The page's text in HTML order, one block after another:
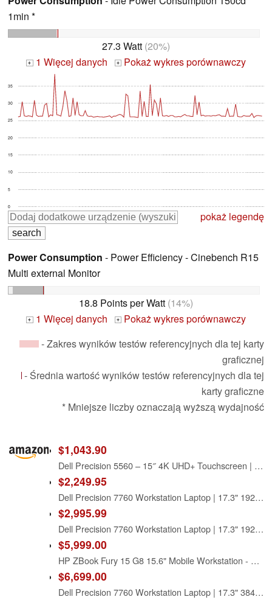
1min *
27.3 Watt (20%)
+ 1 Więcej danych + Pokaż wykres porównawczy
0
5
10
15
20
25
30
35
pokaż legendę
Power Consumption - Power Efficiency - Cinebench R15
Multi external Monitor
18.8 Points per Watt (14%)
+ 1 Więcej danych +
Pokaż wykres porównawczy
- Zakres wyników testów referencyjnych dla tej karty
graficznej
- Średnia wartość wyników testów referencyjnych dla tej
karty graficzne
* Mniejsze liczby oznaczają wyższą wydajność
$1,043.90
Dell Precision 5560 – 15″ 4K UHD+ Touchscreen | 2TB 16GB | Intel Xeon W-11955M | NVIDIA RTX A2000
$2,249.95
Dell Precision 7760 Workstation Laptop | 17.3" 1920x1080 FHD | Xeon W - 11955M - 1TB SSD Hard Drive - 64GB RAM - Nvidia RTX A5000 | 8 cores @ 5 GHz - 16GB GDDR6 Win 11 Pro Silver (Renewed)
$2,995.99
Dell Precision 7760 Workstation Laptop | 17.3" 1920x1080 FHD | Xeon W - 11955M - 1TB SSD + 512GB SSD Hard Drive - 64GB RAM - Nvidia RTX A5000 | 8 cores @ 5 GHz - 16GB GDDR6 Win 11 Pro Silver (Renewed)
$5,999.00
HP ZBook Fury 15 G8 15.6" Mobile Workstation - Full HD - 1920 x 1080 - Intel Xeon 11th Gen W-11955M Octa-core (8 Core) 2.60 GHz - 64 GB RAM - 512 GB SSD
$6,699.00
Dell Precision 7760 Workstation Laptop | 17.3" 3840x2160 4k | Xeon W - 11955M - 2TB SSD + 2TB SSD Hard Drive - 128GB RAM - Nvidia RTX A5000 | 8 cores @ 5 GHz - 16GB GDDR6 Win 11 Pro Silver (Renewed)